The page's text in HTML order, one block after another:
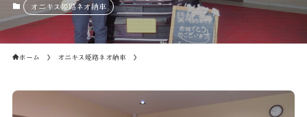
オニキス姫路ネオ納車
ホーム オニキス姫路ネオ納車